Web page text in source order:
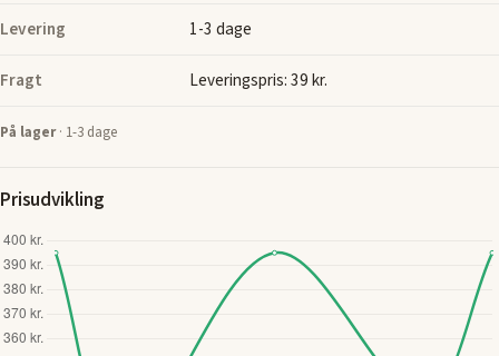
Levering 1-3 dage
Fragt Leveringspris: 39 kr.
På lager· 1-3 dage
Prisudvikling